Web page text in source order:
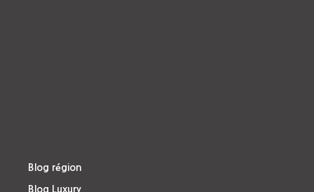
Blog région
Blog Luxury